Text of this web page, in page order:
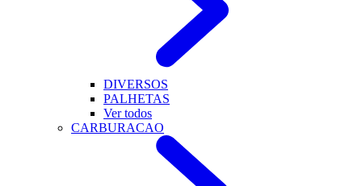
DIVERSOS
PALHETAS
Ver todos
CARBURACAO